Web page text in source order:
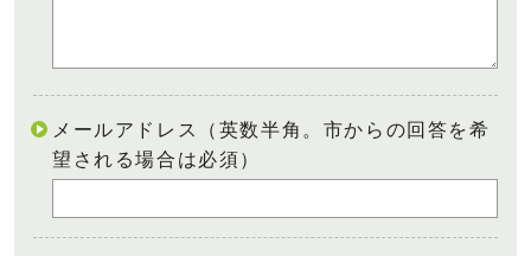
メールアドレス（英数半角。市からの回答を希
望される場合は必須）